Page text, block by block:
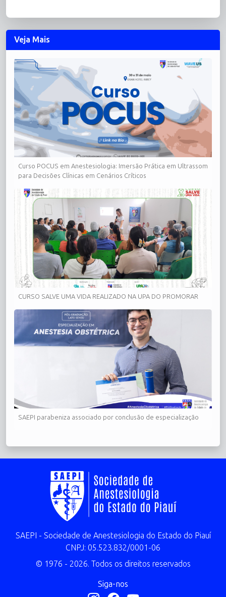
Veja Mais
Curso POCUS em Anestesiologia: Imersão Prática em Ultrassom
para Decisões Clínicas em Cenários Críticos
CURSO SALVE UMA VIDA REALIZADO NA UPA DO PROMORAR
SAEPI parabeniza associado por conclusão de especialização
SAEPI - Sociedade de Anestesiologia do Estado do Piauí
CNPJ: 05.523.832/0001-06
© 1976 - 2026. Todos os direitos reservados
Siga-nos